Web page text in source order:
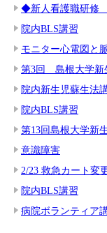
◆新人看護職研修
院内BLS講習
モニター心電図と
第3回 島根大学新
院内新生児蘇生法
院内BLS講習
第13回島根大学新
意識障害
2/23 救急カート変
院内BLS講習
病院ボランティア